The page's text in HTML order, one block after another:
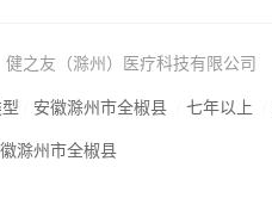
健之友（滁州）医疗科技有限公司
安徽滁州市全椒县 七年以上
滁州市全椒县